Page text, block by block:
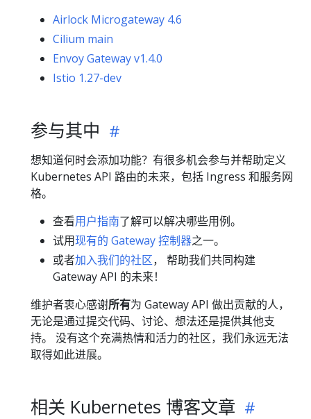
Airlock Microgateway 4.6
Cilium main
Envoy Gateway v1.4.0
Istio 1.27-dev
参与其中
想知道何时会添加功能？有很多机会参与并帮助定义
Kubernetes API 路由的未来，包括 Ingress 和服务网
格。
查看用户指南了解可以解决哪些用例。
试用现有的 Gateway 控制器之一。
或者加入我们的社区， 帮助我们共同构建
Gateway API 的未来！
维护者衷心感谢所有为 Gateway API 做出贡献的人，
无论是通过提交代码、讨论、想法还是提供其他支
持。 没有这个充满热情和活力的社区，我们永远无法
取得如此进展。
相关 Kubernetes 博客文章